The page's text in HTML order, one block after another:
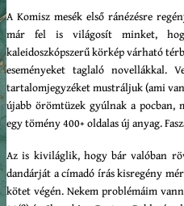
A Komisz mesék első ránézésre
már fel is világosít minket,
kaleidoszkópszerű körkép várható
eseményeket taglaló novellákkal.
tartalomjegyzéket mustráljuk (ami
újabb örömtüzek gyúlnak a pocban,
egy tömény 400+ oldalas új anyag.
Az is kiviláglik, hogy bár valóban
dandárját a címadó írás kisregény
kötet végén. Nekem problémáim